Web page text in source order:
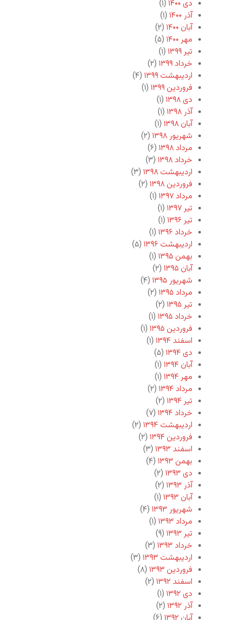
دی ۱۴۰۰
(۱)
آذر ۱۴۰۰
(۱)
آبان ۱۴۰۰
(۲)
مهر ۱۴۰۰
(۵)
تیر ۱۳۹۹
(۱)
خرداد ۱۳۹۹
(۲)
اردیبهشت ۱۳۹۹
(۴)
فروردین ۱۳۹۹
(۱)
دی ۱۳۹۸
(۱)
آذر ۱۳۹۸
(۱)
آبان ۱۳۹۸
(۱)
شهریور ۱۳۹۸
(۲)
مرداد ۱۳۹۸
(۶)
خرداد ۱۳۹۸
(۳)
اردیبهشت ۱۳۹۸
(۳)
فروردین ۱۳۹۸
(۲)
مرداد ۱۳۹۷
(۱)
تیر ۱۳۹۷
(۱)
تیر ۱۳۹۶
(۱)
خرداد ۱۳۹۶
(۱)
اردیبهشت ۱۳۹۶
(۵)
بهمن ۱۳۹۵
(۱)
آبان ۱۳۹۵
(۲)
شهریور ۱۳۹۵
(۴)
مرداد ۱۳۹۵
(۲)
تیر ۱۳۹۵
(۲)
خرداد ۱۳۹۵
(۱)
فروردین ۱۳۹۵
(۱)
اسفند ۱۳۹۴
(۱)
دی ۱۳۹۴
(۵)
آبان ۱۳۹۴
(۱)
مهر ۱۳۹۴
(۱)
مرداد ۱۳۹۴
(۲)
تیر ۱۳۹۴
(۲)
خرداد ۱۳۹۴
(۷)
اردیبهشت ۱۳۹۴
(۲)
فروردین ۱۳۹۴
(۲)
اسفند ۱۳۹۳
(۳)
بهمن ۱۳۹۳
(۴)
دی ۱۳۹۳
(۲)
آذر ۱۳۹۳
(۲)
آبان ۱۳۹۳
(۱)
شهریور ۱۳۹۳
(۴)
مرداد ۱۳۹۳
(۱)
تیر ۱۳۹۳
(۹)
خرداد ۱۳۹۳
(۳)
اردیبهشت ۱۳۹۳
(۳)
فروردین ۱۳۹۳
(۸)
اسفند ۱۳۹۲
(۲)
دی ۱۳۹۲
(۱)
آذر ۱۳۹۲
(۲)